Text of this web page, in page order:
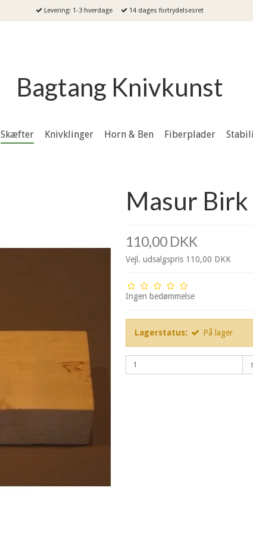
Levering: 1-3 hverdage 14 dages fortrydelsesret
Bagtang Knivkunst
Skæfter Knivklinger Horn & Ben Fiberplader
Masur Birk
110,00 DKK
Vejl. udsalgspris 110,00 DKK
Ingen bedømmelse
Lagerstatus: På lager